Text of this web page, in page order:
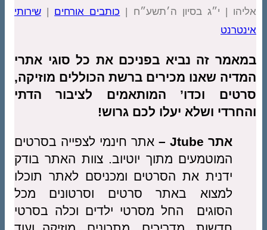
אליהו | י״ג בסיון ה׳תשע״ח | כותבים אורחים |שירותי
אינטרנט
במאמר זה נביא בפניכם את כל סוגי אתרי
המדיה שאנו מכירים ברשת הכוללים מוזיקה,
סרטים וכדו’ המותאמים לציבור הדתי
והחרדי ושלא יעלו לכם גרוש!
אתר Jtube –
אתר חינמי לצפייה בסרטים
המוטמעים מתוך יוטיוב. צוות האתר בודק
ידנית את הסרטים ומכניסם לאתר תוכלו
למצוא באתר סרטים וסרטונים מכל
הסוגים החל מסרטי ילדים וכלה בסרטי